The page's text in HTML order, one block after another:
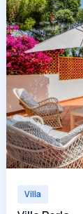
Villa